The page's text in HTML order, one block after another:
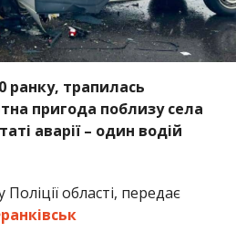
ранку, трапилась
пригода поблизу села
аварії – один водій
Поліції області, передає